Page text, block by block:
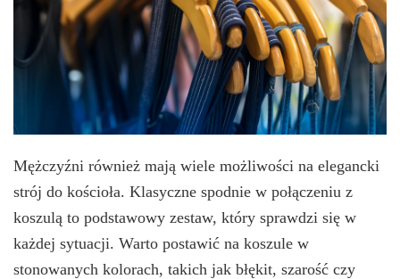
Mężczyźni również mają wiele możliwości na elegancki
strój do kościoła. Klasyczne spodnie w połączeniu z
koszulą to podstawowy zestaw, który sprawdzi się w
każdej sytuacji. Warto postawić na koszule w
stonowanych kolorach, takich jak błękit, szarość czy